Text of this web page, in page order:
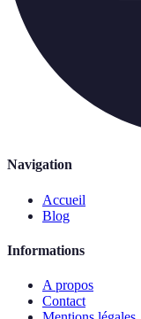
Navigation
Accueil
Blog
Informations
A propos
Contact